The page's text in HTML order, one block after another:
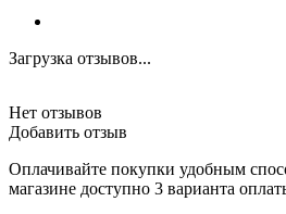
Загрузка отзывов...
Нет отзывов
Добавить отзыв
Оплачивайте покупки удобным
магазине доступно 3 варианта